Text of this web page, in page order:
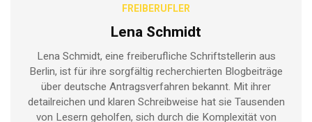
FREIBERUFLER
Lena Schmidt
Lena Schmidt, eine freiberufliche Schriftstellerin aus
Berlin, ist für ihre sorgfältig recherchierten Blogbeiträge
über deutsche Antragsverfahren bekannt. Mit ihrer
detailreichen und klaren Schreibweise hat sie Tausenden
von Lesern geholfen, sich durch die Komplexität von